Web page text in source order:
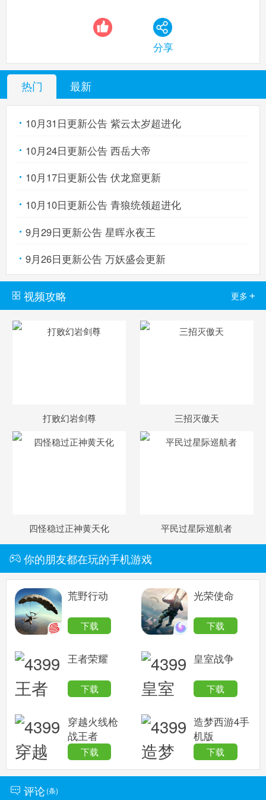
卡布西游手机版 搜 手
分享
热门 最新
10月31日更新公告 紫云太岁超进化
10月24日更新公告 西岳大帝
10月17日更新公告 伏龙窟更新
10月10日更新公告 青狼统领超进化
9月29日更新公告 星晖永夜王
9月26日更新公告 万妖盛会更新
视频攻略 更多 +
打败幻岩剑尊 三招灭傲天
四怪稳过正神黄天化 平民过星际巡航者
你的朋友都在玩的手机游戏
荒野行动
下载
光荣使命
下载
王者荣耀
下载
皇室战争
下载
穿越火线枪
战王者
下载
造梦西游4手
机版
下载
评论(条)